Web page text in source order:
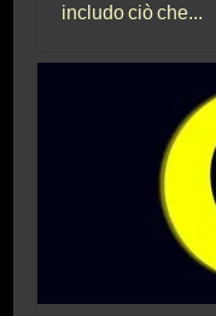
includo ciò che...